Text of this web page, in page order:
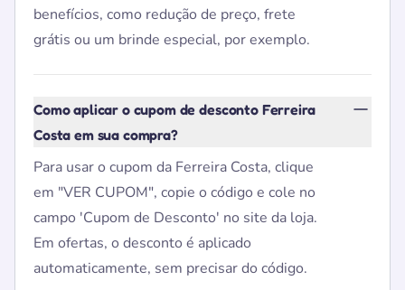
benefícios, como redução de preço, frete
grátis ou um brinde especial, por exemplo.
Como aplicar o cupom de desconto Ferreira
Costa em sua compra?
Para usar o cupom da Ferreira Costa, clique
em "VER CUPOM", copie o código e cole no
campo 'Cupom de Desconto' no site da loja.
Em ofertas, o desconto é aplicado
automaticamente, sem precisar do código.